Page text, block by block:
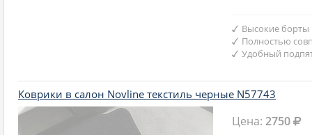
Высокие борты
Полностью
Удобный
Коврики в салон Novline текстиль черные N57743
Цена:2750